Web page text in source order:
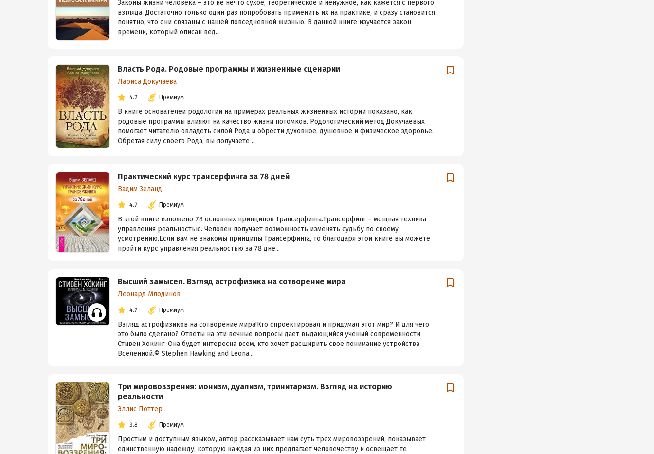
Законы жизни человека – это не нечто сухое, теоретическое и ненужное, как кажется с первого
взгляда. Достаточно только один раз попробовать применить их на практике, и сразу становится
понятно, что они связаны с нашей повседневной жизнью. В данной книге изучается закон
времени, который описан вед...
Власть Рода. Родовые программы и жизненные сценарии
Лариса Докучаева
4.2 Премиум
В книге основателей родологии на примерах реальных жизненных историй показано, как
родовые программы влияют на качество жизни потомков. Родологический метод Докучаевых
помогает читателю овладеть силой Рода и обрести духовное, душевное и физическое здоровье.
Обретая силу своего Рода, вы получаете ...
Практический курс трансерфинга за 78 дней
Вадим Зеланд
4.7 Премиум
В этой книге изложено 78 основных принципов Трансерфинга.Трансерфинг – мощная техника
управления реальностью. Человек получает возможность изменять судьбу по своему
усмотрению.Если вам не знакомы принципы Трансерфинга, то благодаря этой книге вы можете
пройти курс управления реальностью за 78 дне...
Высший замысел. Взгляд астрофизика на сотворение мира
Леонард Млодинов
4.7 Премиум
Взгляд астрофизиков на сотворение мира!Кто спроектировал и придумал этот мир? И для чего
это было сделано? Ответы на эти вечные вопросы дает выдающийся ученый современности
Стивен Хокинг. Она будет интересна всем, кто хочет расширить свое понимание устройства
Вселенной.© Stephen Hawking and Leona...
Три мировоззрения: монизм, дуализм, тринитаризм. Взгляд на историю
реальности
Эллис Поттер
3.8 Премиум
Простым и доступным языком, автор рассказывает нам суть трех мировоззрений, показывает
единственную надежду, которую каждая из них предлагает человечеству и освещает те